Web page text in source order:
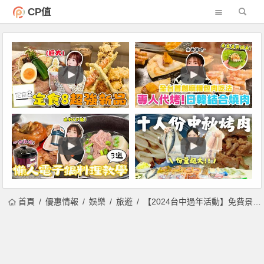
CP值
首頁 優惠情報 娛樂 旅遊 【2024台中過年活動】免費景點/年貨大街/春節市集/遊樂園優惠整理